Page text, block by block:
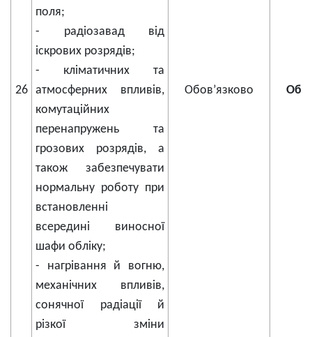
26
поля;
- радіозавад від
іскрових розрядів;
- кліматичних та
атмосферних впливів,
комутаційних
перенапружень та
грозових розрядів, а
також забезпечувати
нормальну роботу при
встановленні
всередині виносної
шафи обліку;
- нагрівання й вогню,
механічних впливів,
сонячної радіації й
різкої зміни
Обов’язково